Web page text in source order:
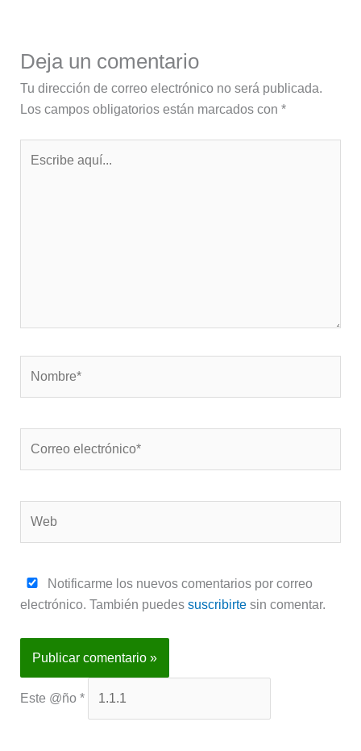
Deja un comentario
Tu dirección de correo electrónico no será publicada.
Los campos obligatorios están marcados con *
Notificarme los nuevos comentarios por correo
electrónico. También puedes suscribirtesin comentar.
Este @ño *